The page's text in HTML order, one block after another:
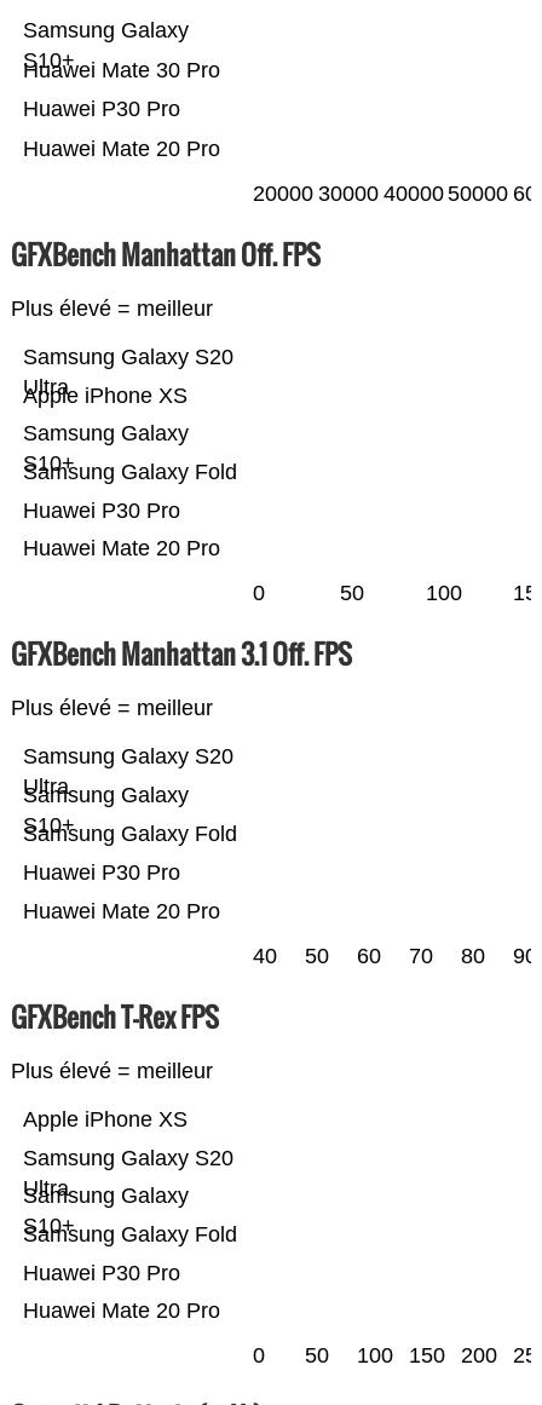
Huawei Mate 20 Pro
Huawei P30 Pro
Huawei Mate 30 Pro
Samsung Galaxy
S10+
20000 30000 4000050000
GFXBench Manhattan Off. FPS
Plus élevé = meilleur
Huawei Mate 20 Pro
Huawei P30 Pro
Samsung Galaxy Fold
Samsung Galaxy
S10+
Apple iPhone XS
Samsung Galaxy S20
Ultra
0 50 100
GFXBench Manhattan 3.1 Off. FPS
Plus élevé = meilleur
Huawei Mate 20 Pro
Huawei P30 Pro
Samsung Galaxy Fold
Samsung Galaxy
S10+
Samsung Galaxy S20
Ultra
40 50 60 70 80 90
GFXBench T-Rex FPS
Plus élevé = meilleur
Huawei Mate 20 Pro
Huawei P30 Pro
Samsung Galaxy Fold
Samsung Galaxy
S10+
Samsung Galaxy S20
Ultra
Apple iPhone XS
0 50 100 150 200